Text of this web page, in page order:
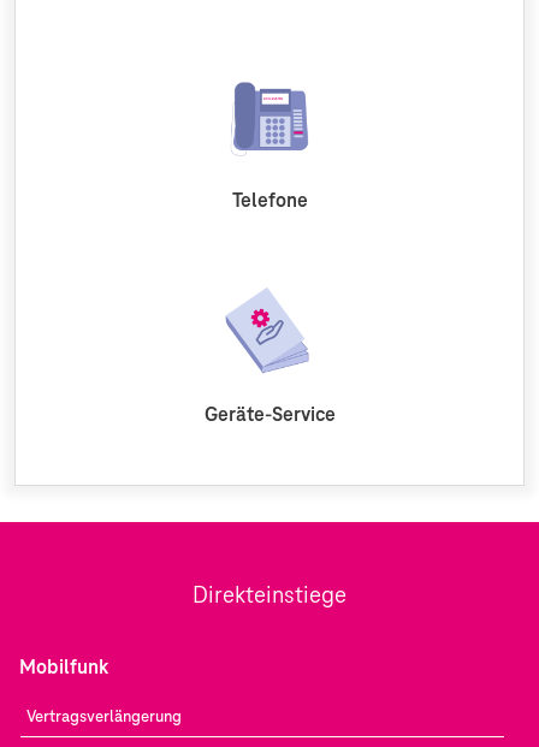
Telefone
Geräte-Service
Direkteinstiege
Mobilfunk
Vertragsverlängerung